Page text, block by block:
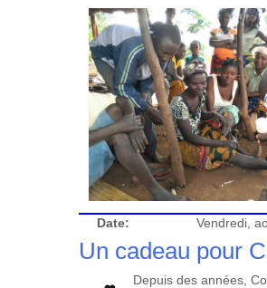
Date: Vendredi,
Un cadeau pour
Depuis des années,